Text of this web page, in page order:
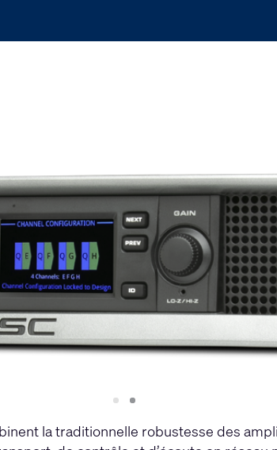
Slide
1 Slide
2
la traditionnelle robustesse des